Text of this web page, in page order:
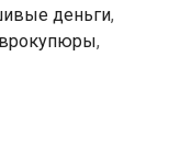
деньги,
,